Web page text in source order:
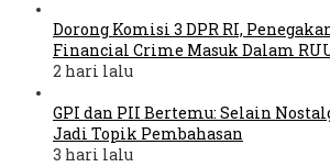
Dorong Komisi 3 DPR RI,
Financial Crime Masuk Dalam
2 hari lalu
GPI dan PII Bertemu: Selain
Jadi Topik Pembahasan
3 hari lalu